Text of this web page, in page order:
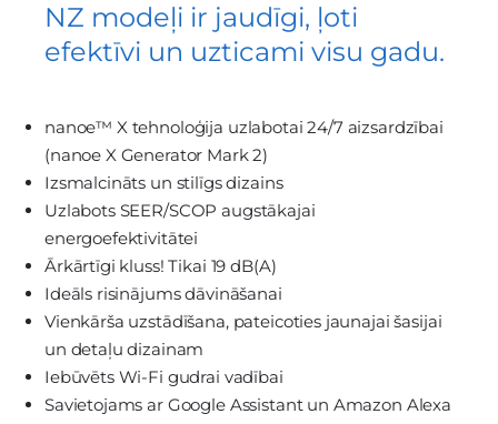
NZ modeļi ir jaudīgi, ļoti
efektīvi un uzticami visu gadu.
nanoe™ X tehnoloģija uzlabotai 24/7 aizsardzībai
(nanoe X Generator Mark 2)
Izsmalcināts un stilīgs dizains
Uzlabots SEER/SCOP augstākajai
energoefektivitātei
Ārkārtīgi kluss! Tikai 19 dB(A)
Ideāls risinājums dāvināšanai
Vienkārša uzstādīšana, pateicoties jaunajai šasijai
un detaļu dizainam
Iebūvēts Wi-Fi gudrai vadībai
Savietojams ar Google Assistant un Amazon Alexa